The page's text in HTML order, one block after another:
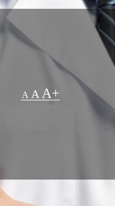
A A A+